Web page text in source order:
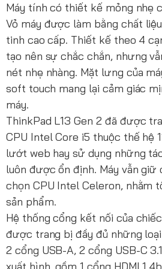
Máy tính có thiết kế mỏng nhẹ
Vỏ máy được làm bằng chất
tinh cao cấp. Thiết kế theo 4
tạo nên sự chắc chắn, nhưng
nét nhẹ nhàng. Mặt lưng của
soft touch mang lại cảm giác
máy.
ThinkPad L13 Gen 2 đã được
CPU Intel Core i5 thuộc thế hệ
lướt web hay sử dụng những
luôn được ổn định. Máy vẫn giữ
chọn CPU Intel Celeron, nhằm
sản phẩm.
Hệ thống cổng kết nối của
được trang bị đầy đủ những
2 cổng USB-A, 2 cổng USB-C